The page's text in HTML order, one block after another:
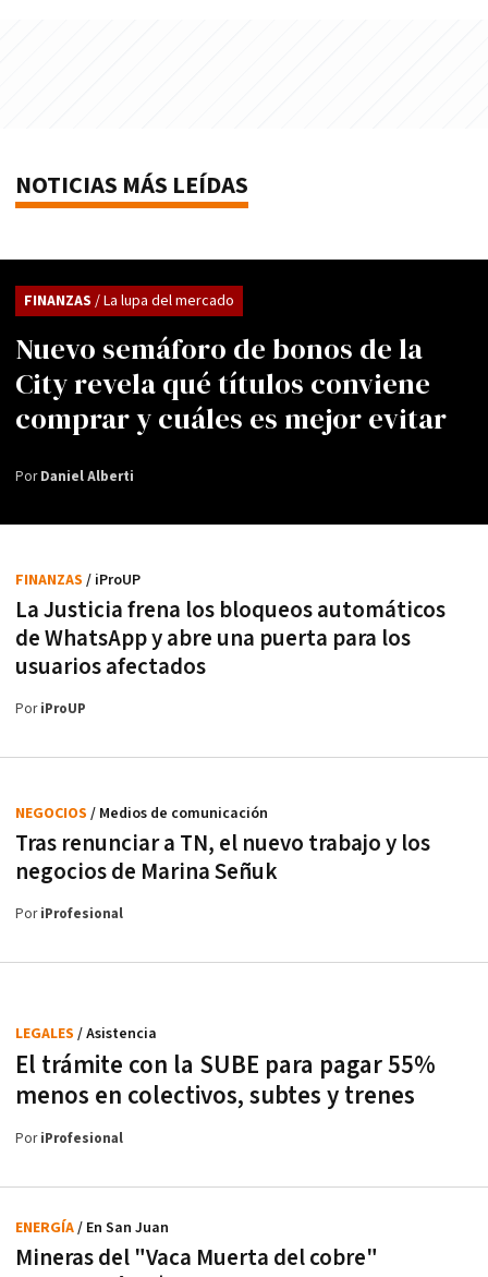
NOTICIAS MÁS LEÍDAS
Nuevo semáforo de bonos de la
City revela qué títulos conviene
comprar y cuáles es mejor evitar
FINANZAS / La lupa del mercado
PorDaniel Alberti
La Justicia frena los bloqueos automáticos
de WhatsApp y abre una puerta para los
usuarios afectados
FINANZAS / iProUP
PoriProUP
Tras renunciar a TN, el nuevo trabajo y los
negocios de Marina Señuk
NEGOCIOS / Medios de comunicación
PoriProfesional
El trámite con la SUBE para pagar 55%
menos en colectivos, subtes y trenes
LEGALES / Asistencia
PoriProfesional
Mineras del "Vaca Muerta del cobre"
ENERGÍA/ En San Juan